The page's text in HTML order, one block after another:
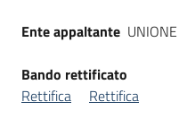
Ente appaltante
Bando rettificato
Rettifica
Rettifica